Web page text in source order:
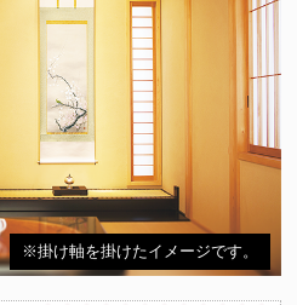
※掛け軸を掛けたイメージです。